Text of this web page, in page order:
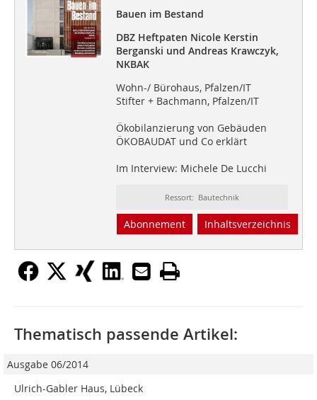
Bauen im Bestand
DBZ Heftpaten Nicole Kerstin
Berganski und Andreas Krawczyk,
NKBAK
Wohn-/ Bürohaus, Pfalzen/IT
Stifter + Bachmann, Pfalzen/IT
Ökobilanzierung von Gebäuden
ÖKOBAUDAT und Co erklärt
Im Interview: Michele De Lucchi
Ressort: Bautechnik
Abonnement Inhaltsverzeichnis
Thematisch passende Artikel:
Ausgabe 06/2014
Ulrich-Gabler Haus, Lübeck